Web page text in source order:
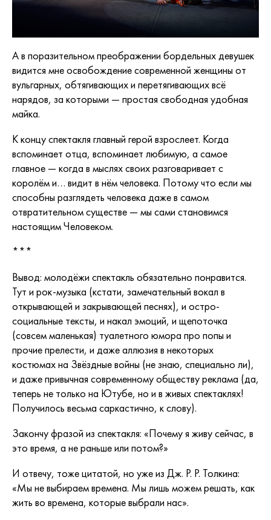
А в поразительном преображении бордельных девушек
видится мне освобождение современной женщины от
вульгарных, обтягивающих и перетягивающих всё
нарядов, за которыми — простая свободная удобная
майка.
К концу спектакля главный герой взрослеет. Когда
вспоминает отца, вспоминает любимую, а самое
главное — когда в мыслях своих разговаривает с
королём и… видит в нём человека. Потому что если мы
способны разглядеть человека даже в самом
отвратительном существе — мы сами становимся
настоящим Человеком.
***
Вывод: молодёжи спектакль обязательно понравится.
Тут и рок-музыка (кстати, замечательный вокал в
открывающей и закрывающей песнях), и остро-
социальные тексты, и накал эмоций, и щепоточка
(совсем маленькая) туалетного юмора про попы и
прочие прелести, и даже аллюзия в некоторых
костюмах на Звёздные войны (не знаю, специально ли),
и даже привычная современному обществу реклама (да,
теперь не только на Ютубе, но и в живых спектаклях!
Получилось весьма саркастично, к слову).
Закончу фразой из спектакля: «Почему я живу сейчас, в
это время, а не раньше или потом?»
И отвечу, тоже цитатой, но уже из Дж. Р. Р. Толкина:
«Мы не выбираем времена. Мы лишь можем решать, как
жить во времена, которые выбрали нас».